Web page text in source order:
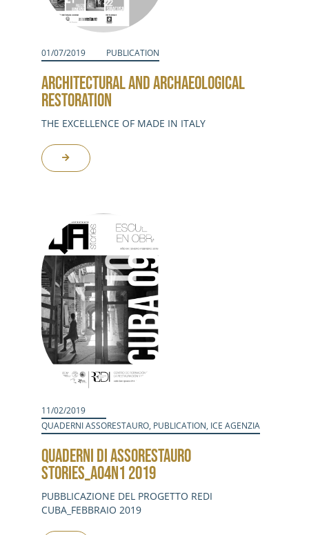
01/07/2019 PUBLICATION
ARCHITECTURAL AND ARCHAEOLOGICAL
RESTORATION
THE EXCELLENCE OF MADE IN ITALY
11/02/2019
QUADERNI ASSORESTAURO, PUBLICATION, ICE AGENZIA
QUADERNI DI ASSORESTAURO
STORIES_A04N1 2019
PUBBLICAZIONE DEL PROGETTO REDI
CUBA_FEBBRAIO 2019